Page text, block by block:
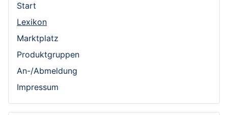
Start
Lexikon
Marktplatz
Produktgruppen
An-/Abmeldung
Impressum